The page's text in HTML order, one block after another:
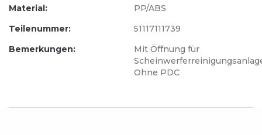
Material:
PP/ABS
Teilenummer:
51117111739
Bemerkungen:
Mit Öffnung für
Ohne PDC